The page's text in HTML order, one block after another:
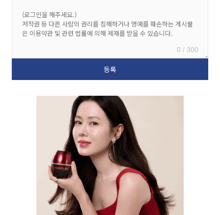
0 / 300